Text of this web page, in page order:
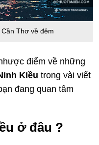
Thơ về đêm
điểm về những
Kiều trong vài viết
đang quan tâm
ở đâu ?